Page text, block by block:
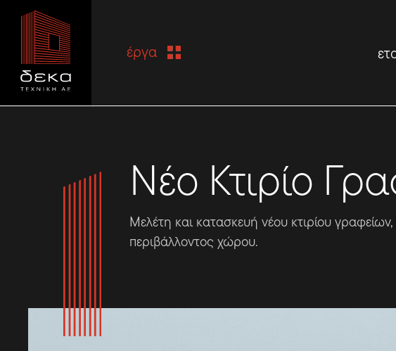
έργα
Νέο Κτιρίο
Μελέτη και κατασκευή νέου κτιρίου
περιβάλλοντος χώρου.